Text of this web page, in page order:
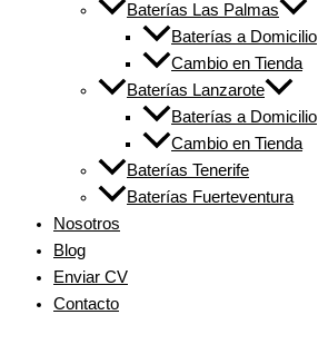
Baterías Las Palmas
Baterías a Domicilio
Cambio en Tienda
Baterías Lanzarote
Baterías a Domicilio
Cambio en Tienda
Baterías Tenerife
Baterías Fuerteventura
Nosotros
Blog
Enviar CV
Contacto